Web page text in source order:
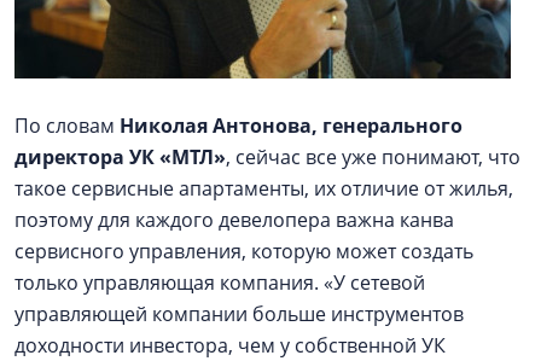
По словам Николая Антонова, генерального
директора УК «МТЛ», сейчас все уже понимают, что
такое сервисные апартаменты, их отличие от жилья,
поэтому для каждого девелопера важна канва
сервисного управления, которую может создать
только управляющая компания. «У сетевой
управляющей компании больше инструментов
доходности инвестора, чем у собственной УК